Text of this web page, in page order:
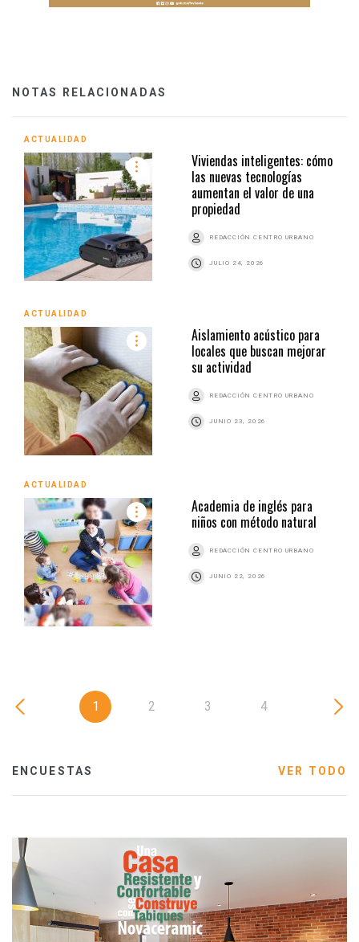
NOTAS RELACIONADAS
ACTUALIDAD
Viviendas inteligentes: cómo
las nuevas tecnologías
aumentan el valor de una
propiedad
REDACCIÓN CENTRO URBANO
JULIO 24, 2026
ACTUALIDAD
Aislamiento acústico para
locales que buscan mejorar
su actividad
REDACCIÓN CENTRO URBANO
JUNIO 23, 2026
ACTUALIDAD
Academia de inglés para
niños con método natural
REDACCIÓN CENTRO URBANO
JUNIO 22, 2026
1 2 3 4
ENCUESTAS VER TODO